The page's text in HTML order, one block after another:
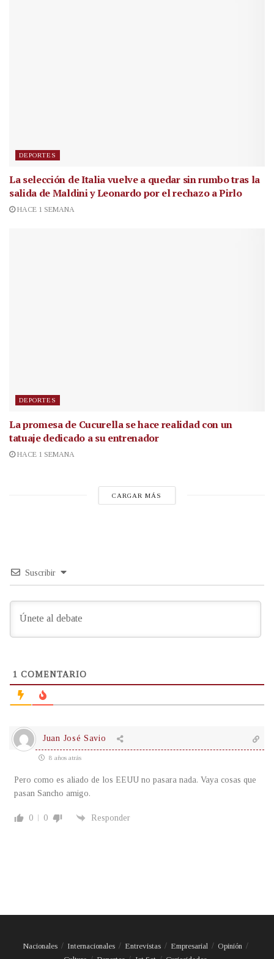
DEPORTES
La selección de Italia vuelve a quedar sin rumbo tras la
salida de Maldini y Leonardo por el rechazo a Pirlo
HACE 1 SEMANA
DEPORTES
La promesa de Cucurella se hace realidad con un
tatuaje dedicado a su entrenador
HACE 1 SEMANA
CARGAR MÁS
Suscribir
1 COMENTARIO
Juan José Savio
8 años atrás
Pero como es aliado de los EEUU no pasara nada. Vaya cosas que
pasan Sancho amigo.
0 0 Responder
Nacionales Internacionales Entrevistas Empresarial
Opinión